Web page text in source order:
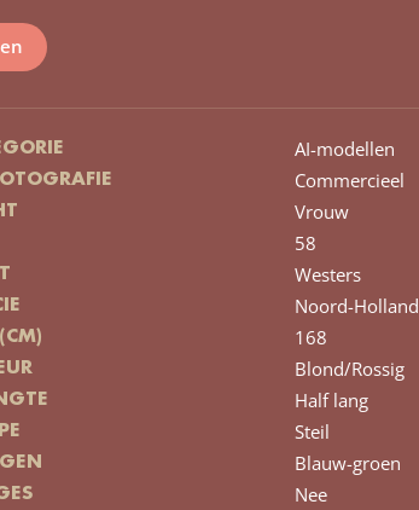
AI-modellen
Commercieel
Vrouw
58
Westers
Noord-Holland
168
Blond/Rossig
Half lang
Steil
Blauw-groen
Nee